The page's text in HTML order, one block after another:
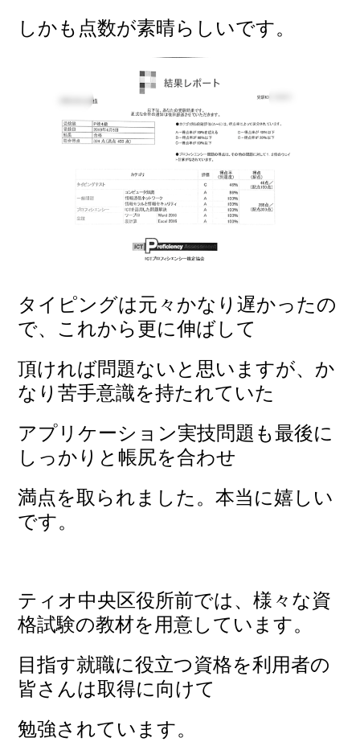
しかも点数が素晴らしいです。
タイピングは元々かなり遅かったの
で、これから更に伸ばして
頂ければ問題ないと思いますが、か
なり苦手意識を持たれていた
アプリケーション実技問題も最後に
しっかりと帳尻を合わせ
満点を取られました。本当に嬉しい
です。
ティオ中央区役所前では、様々な資
格試験の教材を用意しています。
目指す就職に役立つ資格を利用者の
皆さんは取得に向けて
勉強されています。